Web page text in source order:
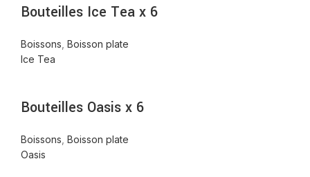
Bouteilles Ice Tea x 6
Boissons Boisson plate
Ice Tea
Bouteilles Oasis x 6
Boissons Boisson plate
Oasis